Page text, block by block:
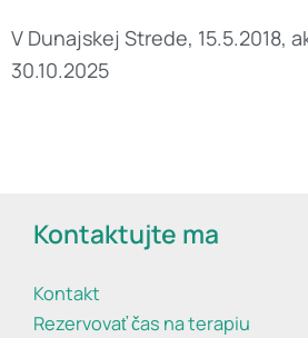
V Dunajskej Strede, 15.5.2018,
30.10.2025
Kontaktujte ma
Kontakt
Rezervovať čas na terapiu